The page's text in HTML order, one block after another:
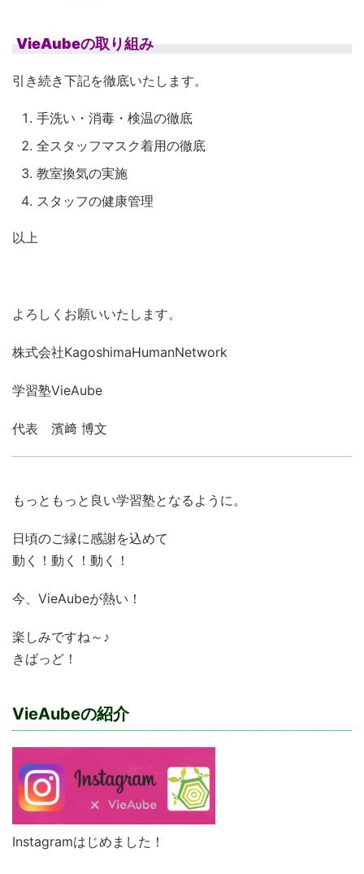
VieAubeの取り組み
引き続き下記を徹底いたします。
手洗い・消毒・検温の徹底
全スタッフマスク着用の徹底
教室換気の実施
スタッフの健康管理
以上
よろしくお願いいたします。
株式会社KagoshimaHumanNetwork
学習塾VieAube
代表 濱﨑 博文
もっともっと良い学習塾となるように。
日頃のご縁に感謝を込めて
動く！動く！動く！
今、VieAubeが熱い！
楽しみですね～♪
きばっど！
VieAubeの紹介
Instagramはじめました！